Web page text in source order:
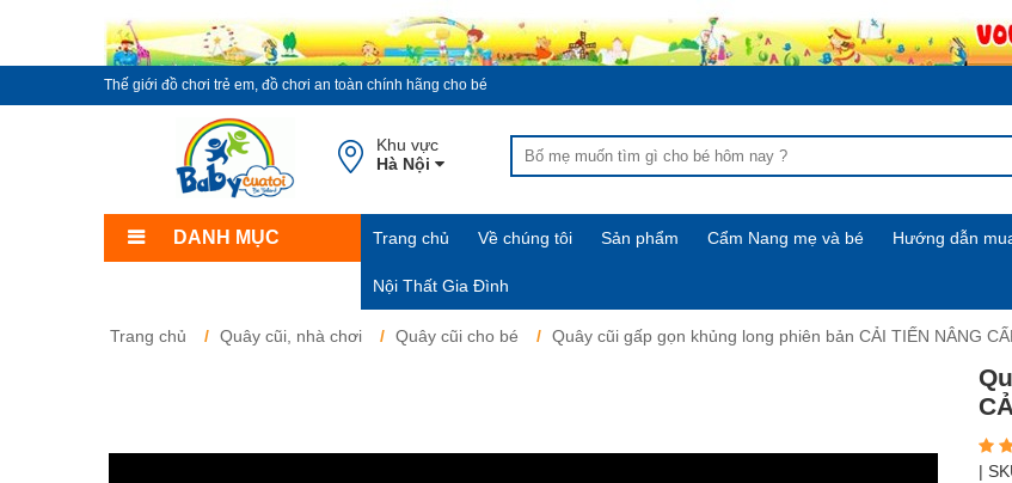
Thế giới đồ chơi trẻ em, đồ chơi an toàn chính hãng cho bé
Khu vực
Hà Nội
DANH MỤC Trang chủ Về chúng tôi Sản phẩm Cẩm Nang mẹ và bé Hướng dẫn
Nội Thất Gia Đình
Trang chủ Quây cũi, nhà chơi Quây cũi cho bé Quây cũi gấp gọn khủng long phiên bản CẢI TIẾN NÂNG
|